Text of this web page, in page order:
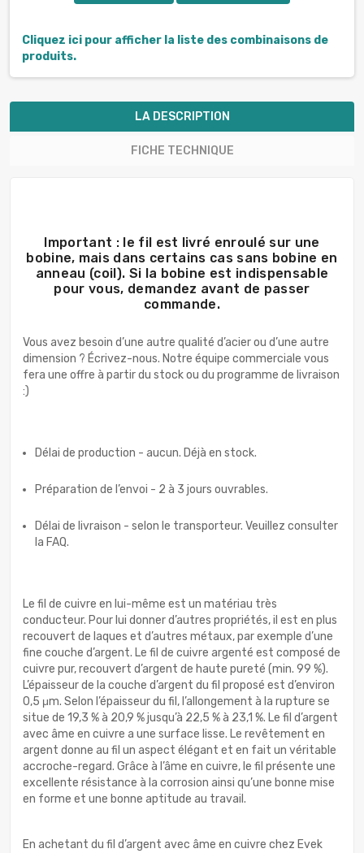
Cliquez ici pour afficher la liste des combinaisons de
produits.
LA DESCRIPTION
FICHE TECHNIQUE
Important : le fil est livré enroulé sur une
bobine, mais dans certains cas sans bobine en
anneau (coil). Si la bobine est indispensable
pour vous, demandez avant de passer
commande.
Vous avez besoin d’une autre qualité d’acier ou d’une autre
dimension ? Écrivez-nous. Notre équipe commerciale vous
fera une offre à partir du stock ou du programme de livraison
:)
Délai de production - aucun. Déjà en stock.
Préparation de l’envoi - 2 à 3 jours ouvrables.
Délai de livraison - selon le transporteur. Veuillez consulter
la FAQ.
Le fil de cuivre en lui-même est un matériau très
conducteur. Pour lui donner d’autres propriétés, il est en plus
recouvert de laques et d’autres métaux, par exemple d’une
fine couche d’argent. Le fil de cuivre argenté est composé de
cuivre pur, recouvert d’argent de haute pureté (min. 99 %).
L’épaisseur de la couche d’argent du fil proposé est d’environ
0,5 μm. Selon l’épaisseur du fil, l’allongement à la rupture se
situe de 19,3 % à 20,9 % jusqu’à 22,5 % à 23,1 %. Le fil d’argent
avec âme en cuivre a une surface lisse. Le revêtement en
argent donne au fil un aspect élégant et en fait un véritable
accroche-regard. Grâce à l’âme en cuivre, le fil présente une
excellente résistance à la corrosion ainsi qu’une bonne mise
en forme et une bonne aptitude au travail.
En achetant du fil d’argent avec âme en cuivre chez Evek